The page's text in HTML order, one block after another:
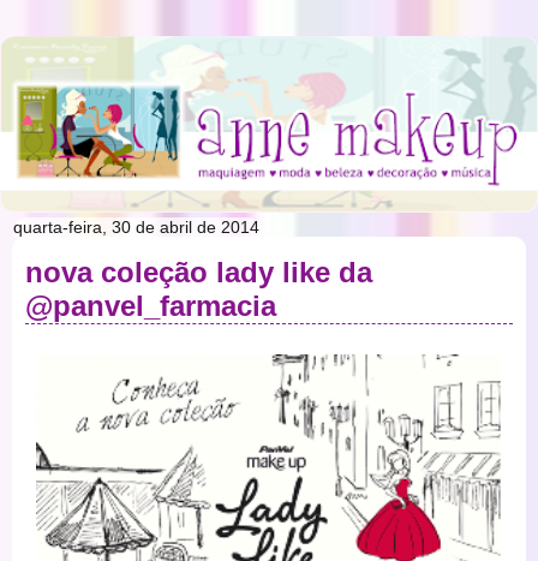
quarta-feira, 30 de abril de 2014
nova coleção lady like da
@panvel_farmacia